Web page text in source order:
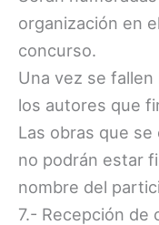
organización en
concurso.
Una vez se
los autores que
Las obras que
no podrán estar
nombre del
7.- Recepción de